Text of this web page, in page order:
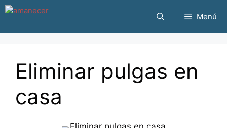
Saltar
contenido
Menú
Eliminar pulgas en
casa